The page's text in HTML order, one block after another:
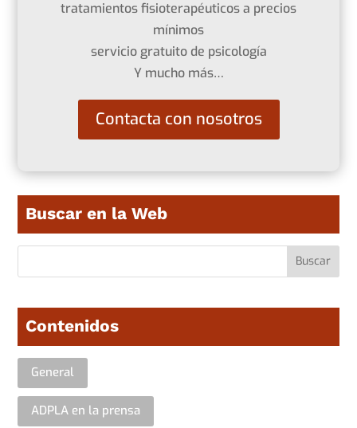
tratamientos fisioterapéuticos a precios
mínimos
servicio gratuito de psicología
Y mucho más…
Contacta con nosotros
Buscar en la Web
Contenidos
General
ADPLA en la prensa